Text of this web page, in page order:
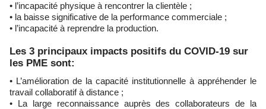
• l’incapacité physique à rencontrer la clientèle ;
• la baisse significative de la performance commerciale ;
• l’incapacité à reprendre la production.
Les 3 principaux impacts positifs du COVID-19 sur
les PME sont:
• L’amélioration de la capacité institutionnelle à appréhender le
travail collaboratif à distance ;
• La large reconnaissance auprès des collaborateurs de la